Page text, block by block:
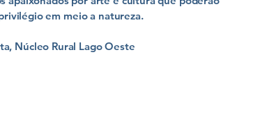
em meio a natureza.
Núcleo Rural Lago Oeste